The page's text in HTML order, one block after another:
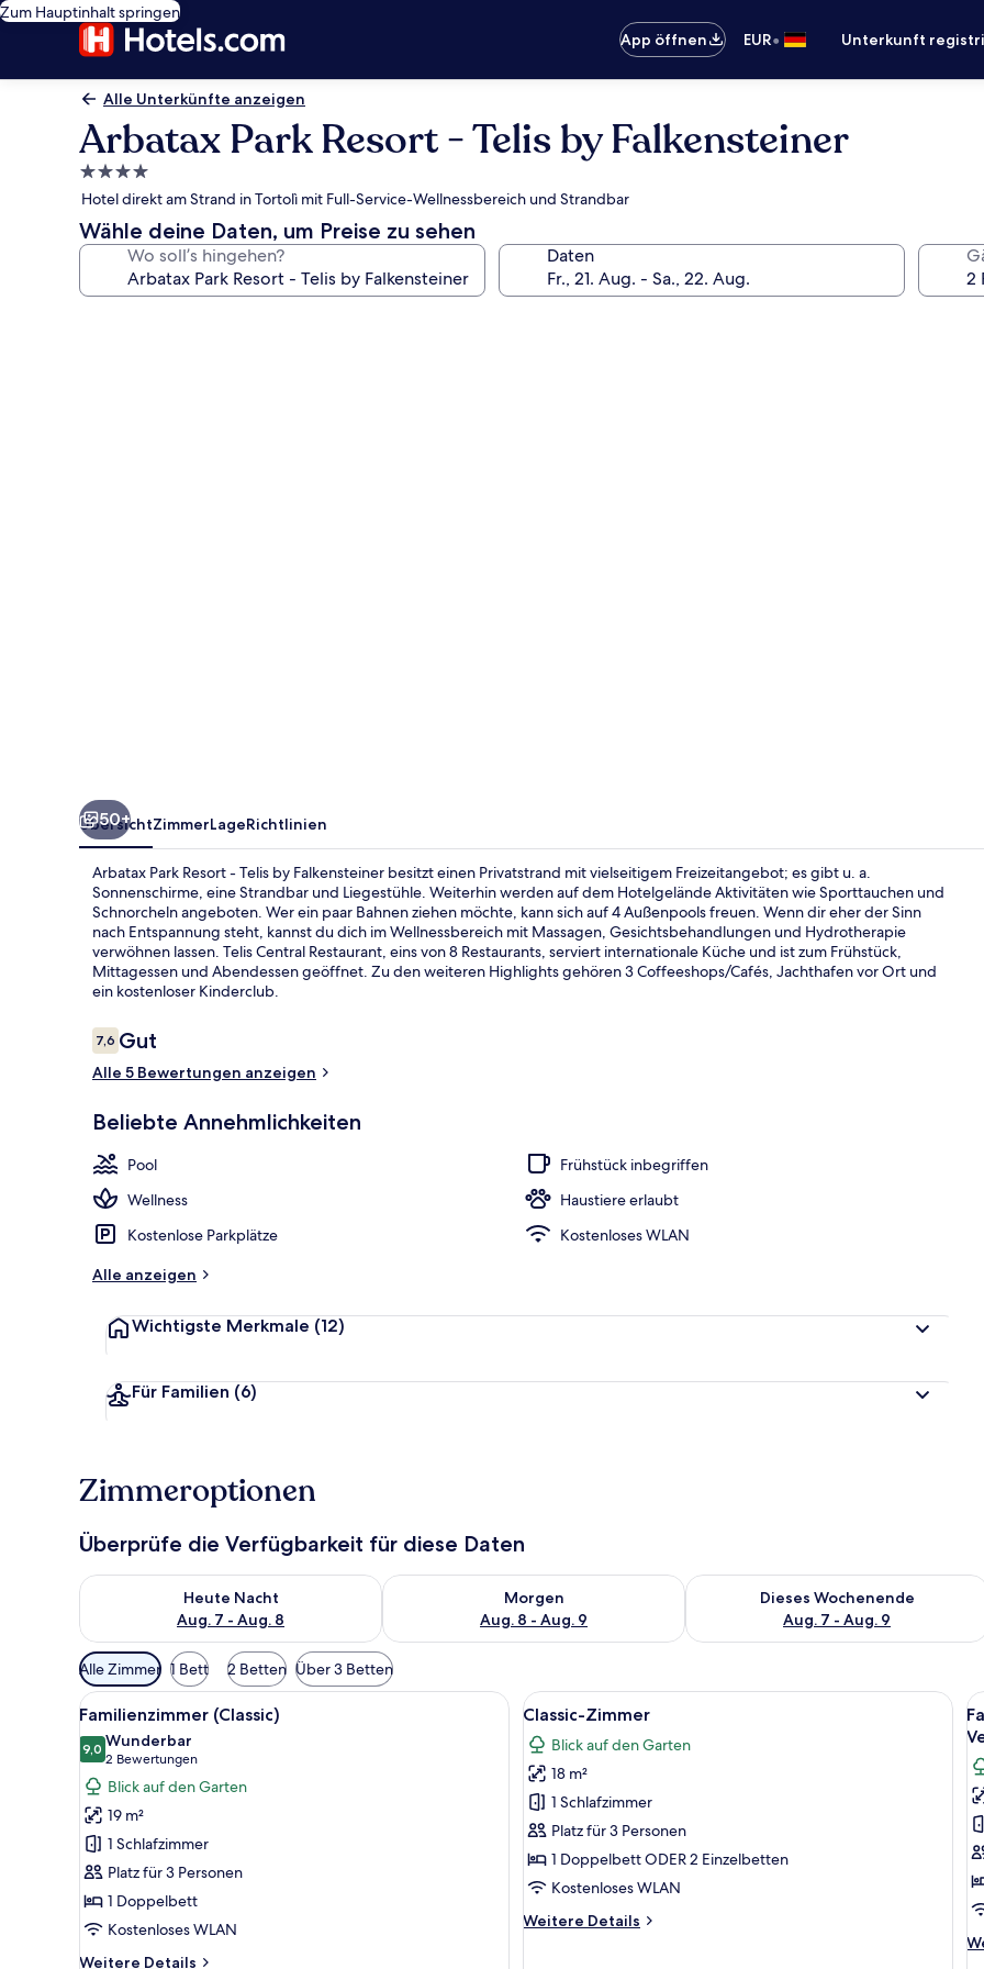
Zum Hauptinhalt springen
App öffnen
EUR• Unterkunft
Alle Unterkünfte anzeigen
Arbatax Park Resort - Telis by Falkensteiner
4.0-
Sterne-
Unterkunft
Hotel direkt am Strand in Tortolì mit Full-Service-Wellnessbereich und Strandbar
Wähle deine Daten, um Preise zu sehen
Wo soll’s hingehen? Daten
50+
ÜbersichtZimmerLageRichtlinien
Arbatax Park Resort - Telis by Falkensteiner besitzt einen Privatstrand mit vielseitigem Freizeitangebot; es gibt u. a.
Sonnenschirme, eine Strandbar und Liegestühle. Weiterhin werden auf dem Hotelgelände Aktivitäten wie Sporttauchen und
Schnorcheln angeboten. Wer ein paar Bahnen ziehen möchte, kann sich auf 4 Außenpools freuen. Wenn dir eher der Sinn
nach Entspannung steht, kannst du dich im Wellnessbereich mit Massagen, Gesichtsbehandlungen und Hydrotherapie
verwöhnen lassen. Telis Central Restaurant, eins von 8 Restaurants, serviert internationale Küche und ist zum Frühstück,
Mittagessen und Abendessen geöffnet. Zu den weiteren Highlights gehören 3 Coffeeshops/Cafés, Jachthafen vor Ort und
ein kostenloser Kinderclub.
Bewertungen
7,67,6 von 10.
Gut
Alle 5 Bewertungen anzeigen
Beliebte Annehmlichkeiten
Pool
Frühstück inbegriffen
Wellness
Haustiere erlaubt
Kostenlose Parkplätze
Kostenloses WLAN
Alle anzeigen
Wichtigste Merkmale (12)
Für Familien (6)
Zimmeroptionen
Überprüfe die Verfügbarkeit für diese Daten
Heute Nacht
Aug. 7 - Aug. 8
Überprüfe die Verfügbarkeit für heute Nacht, Aug. 7 - Aug. 8.
Morgen
Aug. 8 - Aug. 9
Überprüfe die Verfügbarkeit für morgen, Aug. 8 - Aug. 9.
Dieses Wochenende
Aug. 7 - Aug. 9
Überprüfe die Verfügbarkeit für
Verfügbare
Filter
für
Zimmer
Alle Zimmer 1 Bett 2 Betten Über 3 Betten
Alle
Fotos
für
Familienzimmer
(Classic)
anzeigen
Ein Schlafzimmer mit einem großen Bett, einem Schreibtisch mit Stuhl, einem Kleiderschrank und einer
5
Familienzimmer (Classic)
9,09,0 von 10
Wunderbar
2 Bewertungen
(2
Bewertungen)
Blick auf den Garten
19 m²
1 Schlafzimmer
Platz für 3 Personen
1 Doppelbett
Kostenloses WLAN
Weitere Details
Weitere
Alle
Fotos
für
Classic-
Zimmer
anzeigen
Ein Schlafzimmer mit einem großen
5
Classic-Zimmer
Blick auf den Garten
18 m²
1 Schlafzimmer
Platz für 3 Personen
1 Doppelbett ODER 2 Einzelbetten
Kostenloses WLAN
Weitere Details
Weitere
für